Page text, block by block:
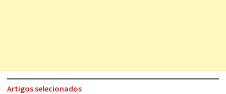
Artigos selecionados